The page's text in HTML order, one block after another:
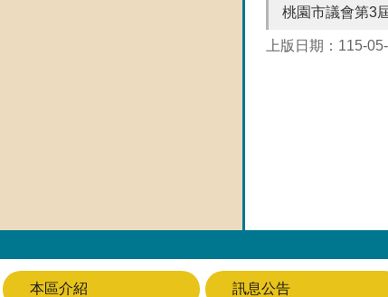
桃園市議會第3
上版日期：115-
本區介紹 訊息公告